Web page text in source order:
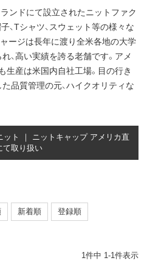
ンドにて設立されたニットファク
、Tシャツ、スウェット等の様々な
ージは長年に渡り全米各地の大学
、高い実績を誇る老舗です。アメ
生産は米国内自社工場。目の行き
品質管理の元、ハイクオリティな
ト ｜ ニットキャップ アメリカ直
て取り扱い
新着順
登録順
1件中 1-1件表示